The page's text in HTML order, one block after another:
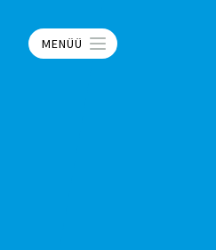
MENÜÜ